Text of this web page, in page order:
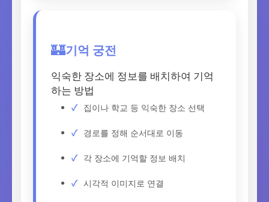
🏰기억 궁전
익숙한 장소에 정보를 배치하여 기억
하는 방법
집이나 학교 등 익숙한 장소 선택
경로를 정해 순서대로 이동
각 장소에 기억할 정보 배치
시각적 이미지로 연결